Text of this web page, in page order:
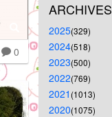
0
ARCHIVES
2025(329)
2024(518)
2023(500)
2022(769)
2021 (1013)
2020(1075)